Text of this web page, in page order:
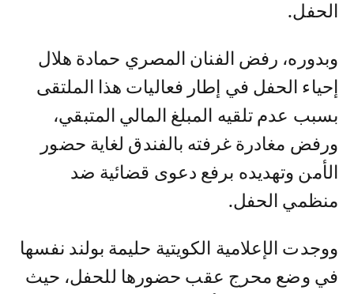
الحفل.
وبدوره، رفض الفنان المصري حمادة هلال
إحياء الحفل في إطار فعاليات هذا الملتقى
بسبب عدم تلقيه المبلغ المالي المتبقي،
ورفض مغادرة غرفته بالفندق لغاية حضور
الأمن وتهديده برفع دعوى قضائية ضد
منظمي الحفل.
ووجدت الإعلامية الكويتية حليمة بولند نفسها
في وضع محرج عقب حضورها للحفل، حيث